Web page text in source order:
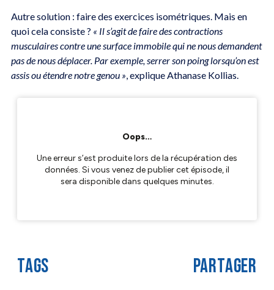
Autre solution : faire des exercices isométriques. Mais en
quoi cela consiste ? « Il s’agit de faire des contractions
musculaires contre une surface immobile qui ne nous demandent
pas de nous déplacer. Par exemple, serrer son poing lorsqu’on est
assis ou étendre notre genou », explique Athanase Kollias.
TAGS PARTAGER